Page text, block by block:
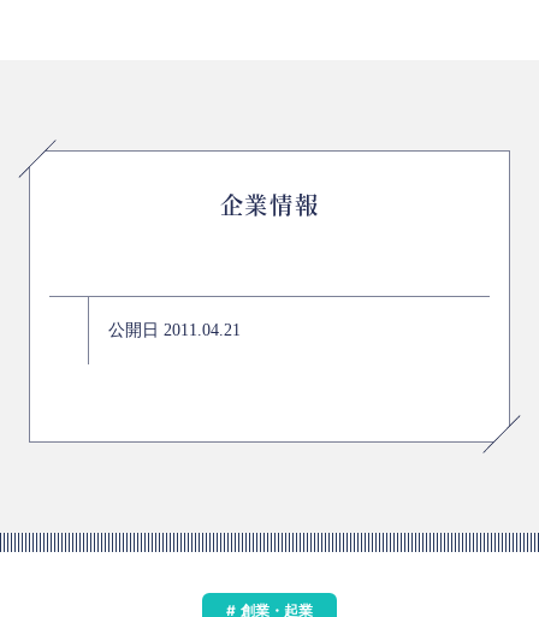
企業情報
公開日 2011.04.21
創業・起業